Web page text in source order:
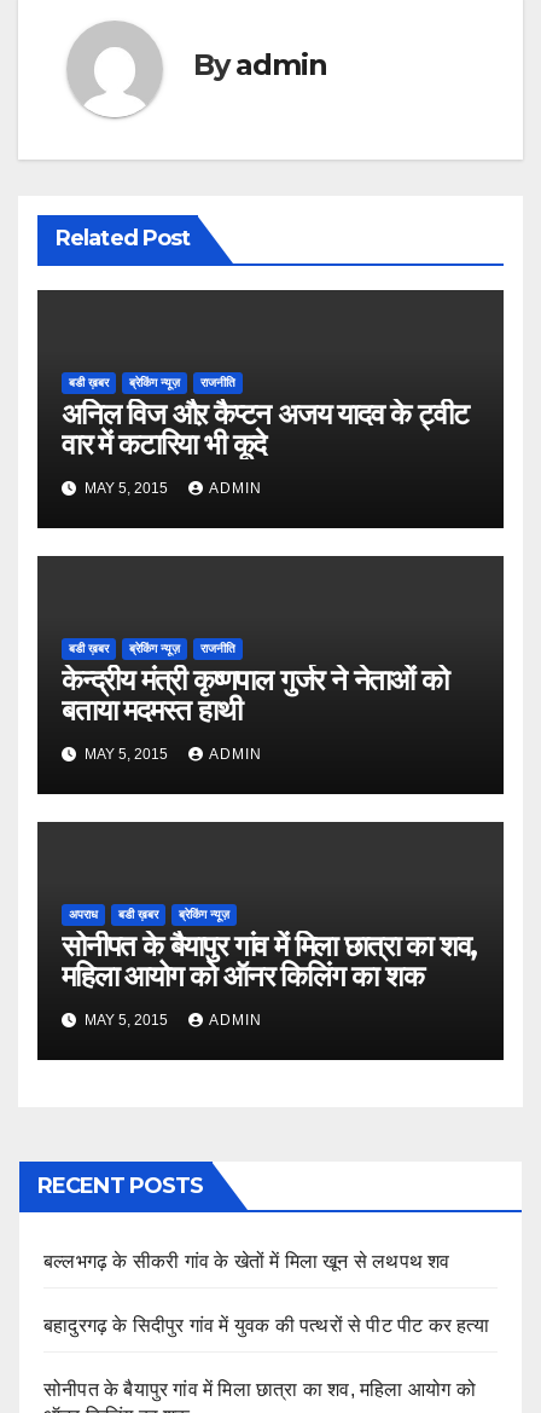
Byadmin
Related Post
बडी ख़बर ब्रेकिंग न्यूज़ राजनीति
अनिल विज औऱ कैप्टन अजय यादव के ट्वीट
वार में कटारिया भी कूदे
MAY 5, 2015 ADMIN
बडी ख़बर ब्रेकिंग न्यूज़ राजनीति
केन्द्रीय मंत्री कृष्णपाल गुर्जर ने नेताओं को
बताया मदमस्त हाथी
MAY 5, 2015 ADMIN
अपराध बडी ख़बर ब्रेकिंग न्यूज़
सोनीपत के बैयापुर गांव में मिला छात्रा का शव,
महिला आयोग को ऑनर किलिंग का शक
MAY 5, 2015 ADMIN
RECENT POSTS
बल्लभगढ़ के सीकरी गांव के खेतों में मिला खून से लथपथ शव
बहादुरगढ़ के सिदीपुर गांव में युवक की पत्थरों से पीट पीट कर हत्या
सोनीपत के बैयापुर गांव में मिला छात्रा का शव, महिला आयोग को